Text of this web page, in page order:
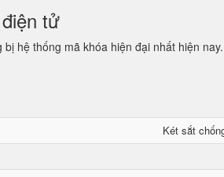
tử
hệ thống mã khóa hiện đại nhất hiện
Két sắt